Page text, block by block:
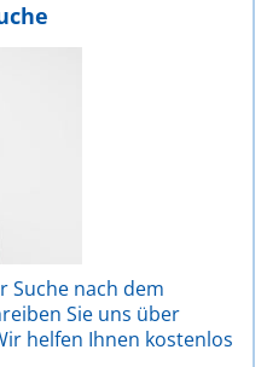
Suche nach dem
Sie uns über
helfen Ihnen kostenlos